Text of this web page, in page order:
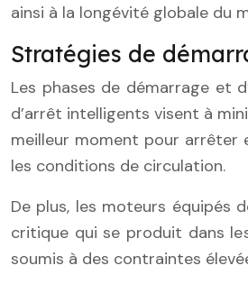
ainsi à la longévité globale du
Stratégies de
Les phases de démarrage et
d’arrêt intelligents visent à
meilleur moment pour
les conditions de circulation.
De plus, les moteurs équipés
critique qui se produit dans
soumis à des contraintes